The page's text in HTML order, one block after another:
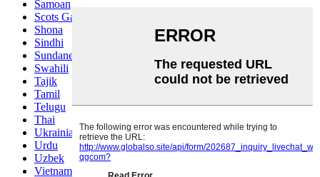
Samoan
Scots Gaelic
Shona
Sindhi
Sundanese
Swahili
Tajik
Tamil
Telugu
Thai
Ukrainian
Urdu
Uzbek
Vietnamese